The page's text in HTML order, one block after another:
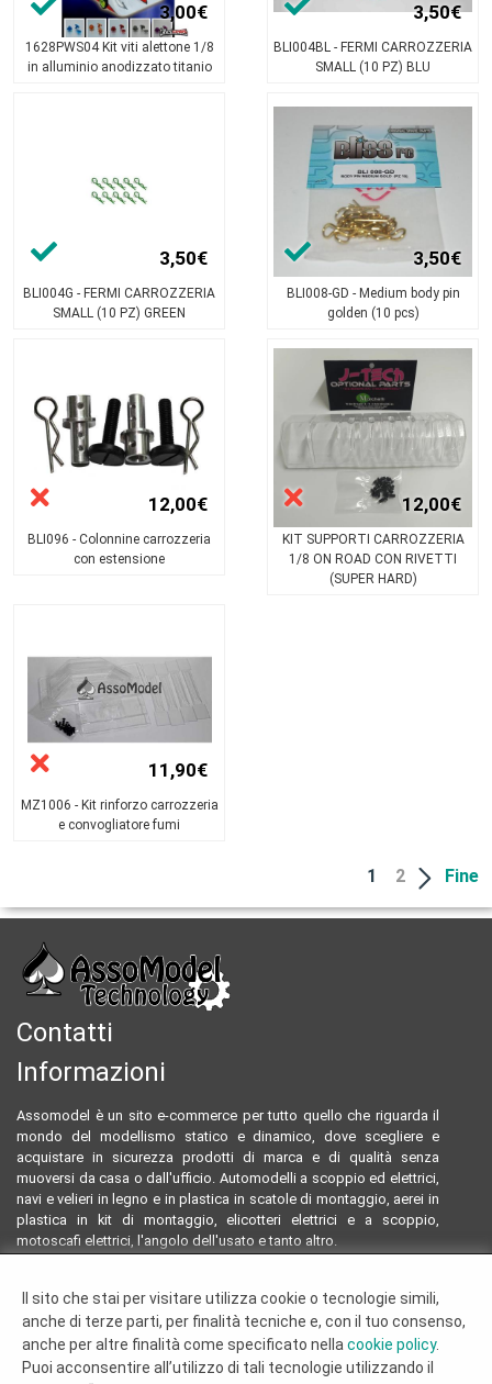
Il sito che stai per visitare utilizza cookie o tecnologie simili,
anche di terze parti, per finalità tecniche e, con il tuo consenso,
anche per altre finalità come specificato nella cookie policy.
Puoi acconsentire all’utilizzo di tali tecnologie utilizzando il
3,00€
1628PWS04 Kit viti alettone 1/8
in alluminio anodizzato titanio
3,50€
BLI004BL - FERMI CARROZZERIA
SMALL (10 PZ) BLU
3,50€
BLI004G - FERMI CARROZZERIA
SMALL (10 PZ) GREEN
3,50€
BLI008-GD - Medium body pin
golden (10 pcs)
12,00€
BLI096 - Colonnine carrozzeria
con estensione
12,00€
KIT SUPPORTI CARROZZERIA
1/8 ON ROAD CON RIVETTI
(SUPER HARD)
11,90€
MZ1006 - Kit rinforzo carrozzeria
e convogliatore fumi
1 2 Fine
Contatti
Informazioni
Assomodel è un sito e-commerce per tutto quello che riguarda il
mondo del modellismo statico e dinamico, dove scegliere e
acquistare in sicurezza prodotti di marca e di qualità senza
muoversi da casa o dall'ufficio. Automodelli a scoppio ed elettrici,
navi e velieri in legno e in plastica in scatole di montaggio, aerei in
plastica in kit di montaggio, elicotteri elettrici e a scoppio,
motoscafi elettrici, l'angolo dell'usato e tanto altro.
Tel:0922804761 - 3293096230
Termini e condizioni
Dove siamo
Chi siamo